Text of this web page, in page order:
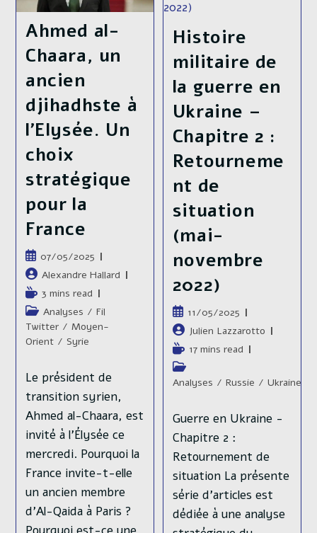
Historique
Nord
Et
Sud.
Histoire
militaire de
la guerre en
Ukraine –
Chapitre 2 :
Retourneme
nt de
situation
(mai-
novembre
2022)
Publication
publiée :
11/05/2025
Auteur/autrice
de
la
publication :
Julien Lazzarotto
Temps
de
lecture :
17 mins read
Post
category:
Analyses / Russie / Ukraine
Guerre en Ukraine -
Chapitre 2 :
Retournement de
situation La présente
série d’articles est
dédiée à une analyse
Ahmed al-
Chaara, un
ancien
djihadhste à
l’Elysée. Un
choix
stratégique
pour la
France
Publication
publiée :
07/05/2025
Auteur/autrice
de
la
publication :
Alexandre Hallard
Temps
de
lecture :
3 mins read
Post
category:
Analyses / Fil
Twitter / Moyen-
Orient / Syrie
Le président de
transition syrien,
Ahmed al-Chaara, est
invité à l’Élysée ce
mercredi. Pourquoi la
France invite-t-elle
un ancien membre
d’Al-Qaida à Paris ?